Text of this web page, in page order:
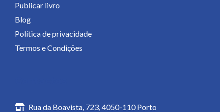
Publicar livro
Blog
Política de privacidade
Termos e Condições
Rua da Boavista, 723, 4050-110 Porto